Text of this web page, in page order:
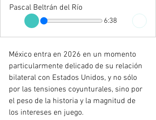
Pascal Beltrán del Río
6:38
México entra en 2026 en un momento
particularmente delicado de su relación
bilateral con Estados Unidos, y no sólo
por las tensiones coyunturales, sino por
el peso de la historia y la magnitud de
los intereses en juego.